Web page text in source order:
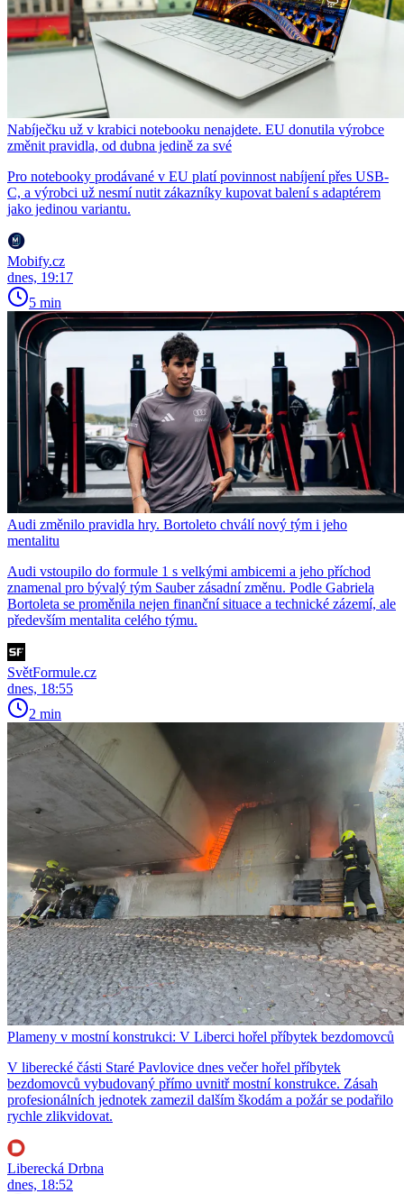
Nabíječku už v krabici notebooku nenajdete. EU donutila výrobce
změnit pravidla, od dubna jedině za své
Pro notebooky prodávané v EU platí povinnost nabíjení přes USB-
C, a výrobci už nesmí nutit zákazníky kupovat balení s adaptérem
jako jedinou variantu.
Mobify.cz
dnes, 19:17
5 min
Audi změnilo pravidla hry. Bortoleto chválí nový tým i jeho
mentalitu
Audi vstoupilo do formule 1 s velkými ambicemi a jeho příchod
znamenal pro bývalý tým Sauber zásadní změnu. Podle Gabriela
Bortoleta se proměnila nejen finanční situace a technické zázemí, ale
především mentalita celého týmu.
SvětFormule.cz
dnes, 18:55
2 min
Plameny v mostní konstrukci: V Liberci hořel příbytek bezdomovců
V liberecké části Staré Pavlovice dnes večer hořel příbytek
bezdomovců vybudovaný přímo uvnitř mostní konstrukce. Zásah
profesionálních jednotek zamezil dalším škodám a požár se podařilo
rychle zlikvidovat.
Liberecká Drbna
dnes, 18:52